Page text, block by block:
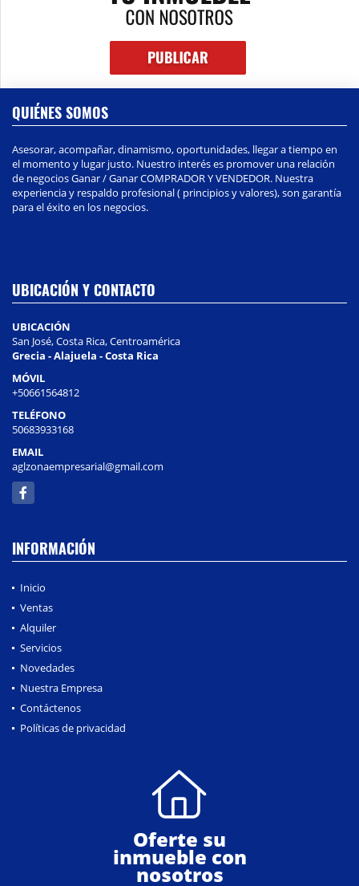
QUIÉNES SOMOS
Asesorar, acompañar, dinamismo, oportunidades, llegar a tiempo en
el momento y lugar justo. Nuestro interés es promover una relación
de negocios Ganar / Ganar COMPRADOR Y VENDEDOR. Nuestra
experiencia y respaldo profesional ( principios y valores), son garantía
para el éxito en los negocios.
UBICACIÓN Y CONTACTO
UBICACIÓN
San José, Costa Rica, Centroamérica
Grecia - Alajuela - Costa Rica
MÓVIL
+50661564812
TELÉFONO
50683933168
EMAIL
aglzonaempresarial@gmail.com
Facebook
INFORMACIÓN
Inicio
Ventas
Alquiler
Servicios
Novedades
Nuestra Empresa
Contáctenos
Políticas de privacidad
Oferte su
inmueble con
nosotros